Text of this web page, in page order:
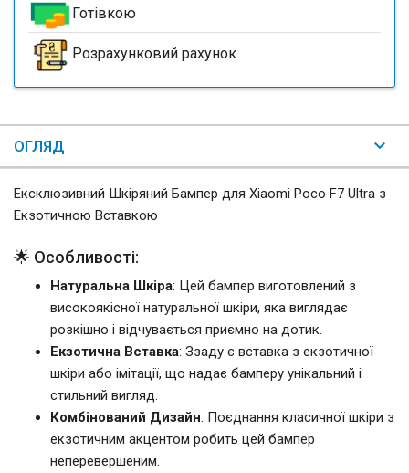
Готівкою
Розрахунковий рахунок
ОГЛЯД
Ексклюзивний Шкіряний Бампер для Xiaomi Poco F7 Ultra з
Екзотичною Вставкою
🌟 Особливості:
Натуральна Шкіра: Цей бампер виготовлений з
високоякісної натуральної шкіри, яка виглядає
розкішно і відчувається приємно на дотик.
Екзотична Вставка: Ззаду є вставка з екзотичної
шкіри або імітації, що надає бамперу унікальний і
стильний вигляд.
Комбінований Дизайн: Поєднання класичної шкіри з
екзотичним акцентом робить цей бампер
неперевершеним.